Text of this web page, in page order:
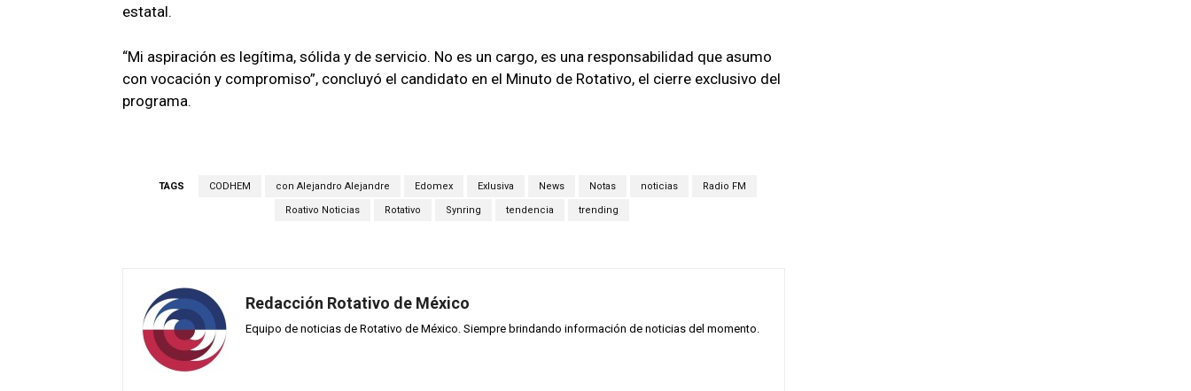
estatal.
“Mi aspiración es legítima, sólida y de servicio. No es un cargo, es una responsabilidad que asumo
con vocación y compromiso”, concluyó el candidato en el Minuto de Rotativo, el cierre exclusivo del
programa.
TAGS CODHEM con Alejandro Alejandre Edomex Exlusiva News Notas noticias Radio FM
Roativo Noticias Rotativo Synring tendencia trending
Redacción Rotativo de México
Equipo de noticias de Rotativo de México. Siempre brindando información de noticias del momento.